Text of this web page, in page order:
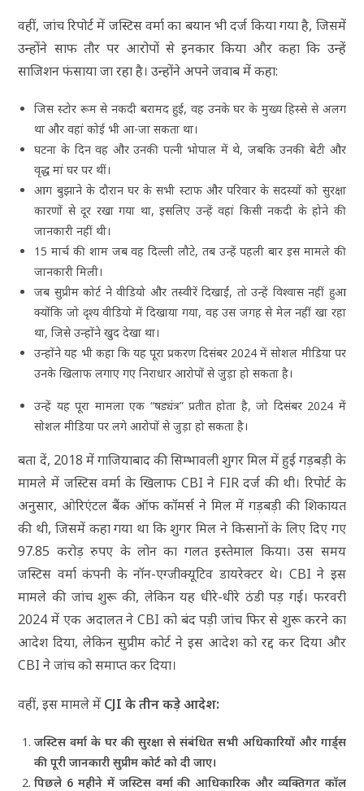
वहीं, जांच रिपोर्ट में जस्टिस वर्मा का बयान भी दर्ज किया गया है, जिसमें
उन्होंने साफ तौर पर आरोपों से इनकार किया और कहा कि उन्हें
साजिशन फंसाया जा रहा है। उन्होंने अपने जवाब में कहा:
जिस स्टोर रूम से नकदी बरामद हुई, वह उनके घर के मुख्य हिस्से से अलग
था और वहां कोई भी आ-जा सकता था।
घटना के दिन वह और उनकी पत्नी भोपाल में थे, जबकि उनकी बेटी और
वृद्ध मां घर पर थीं।
आग बुझाने के दौरान घर के सभी स्टाफ और परिवार के सदस्यों को सुरक्षा
कारणों से दूर रखा गया था, इसलिए उन्हें वहां किसी नकदी के होने की
जानकारी नहीं थी।
15 मार्च की शाम जब वह दिल्ली लौटे, तब उन्हें पहली बार इस मामले की
जानकारी मिली।
जब सुप्रीम कोर्ट ने वीडियो और तस्वीरें दिखाईं, तो उन्हें विश्वास नहीं हुआ
क्योंकि जो दृश्य वीडियो में दिखाया गया, वह उस जगह से मेल नहीं खा रहा
था, जिसे उन्होंने खुद देखा था।
उन्होंने यह भी कहा कि यह पूरा प्रकरण दिसंबर 2024 में सोशल मीडिया पर
उनके खिलाफ लगाए गए निराधार आरोपों से जुड़ा हो सकता है।
उन्हें यह पूरा मामला एक “षड्यंत्र” प्रतीत होता है, जो दिसंबर 2024 में
सोशल मीडिया पर लगे आरोपों से जुड़ा हो सकता है।
बता दें, 2018 में गाजियाबाद की सिम्भावली शुगर मिल में हुई गड़बड़ी के
मामले में जस्टिस वर्मा के खिलाफ CBI ने FIR दर्ज की थी। रिपोर्ट के
अनुसार, ओरिएंटल बैंक ऑफ कॉमर्स ने मिल में गड़बड़ी की शिकायत
की थी, जिसमें कहा गया था कि शुगर मिल ने किसानों के लिए दिए गए
97.85 करोड़ रुपए के लोन का गलत इस्तेमाल किया। उस समय
जस्टिस वर्मा कंपनी के नॉन-एग्जीक्यूटिव डायरेक्टर थे। CBI ने इस
मामले की जांच शुरू की, लेकिन यह धीरे-धीरे ठंडी पड़ गई। फरवरी
2024 में एक अदालत ने CBI को बंद पड़ी जांच फिर से शुरू करने का
आदेश दिया, लेकिन सुप्रीम कोर्ट ने इस आदेश को रद्द कर दिया और
CBI ने जांच को समाप्त कर दिया।
वहीं, इस मामले में CJI के तीन कड़े आदेश:
जस्टिस वर्मा के घर की सुरक्षा से संबंधित सभी अधिकारियों और गार्ड्स
की पूरी जानकारी सुप्रीम कोर्ट को दी जाए।
पिछले 6 महीने में जस्टिस वर्मा की आधिकारिक और व्यक्तिगत कॉल